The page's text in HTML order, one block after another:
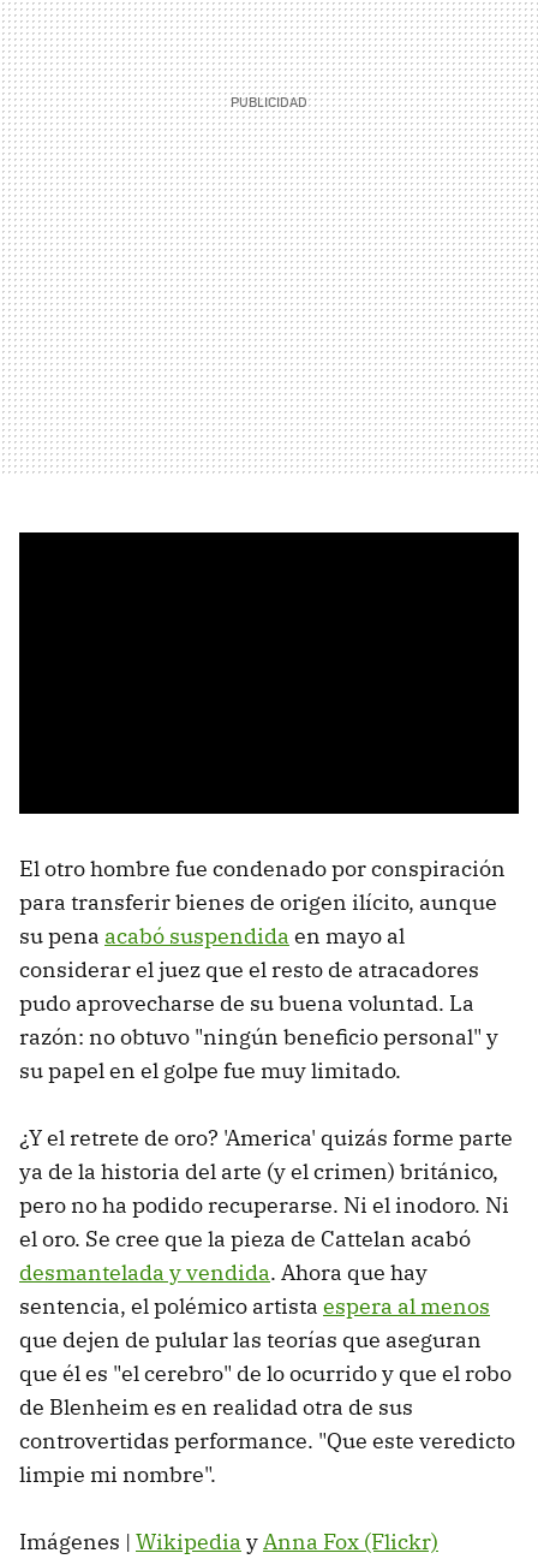
El otro hombre fue condenado por conspiración
para transferir bienes de origen ilícito, aunque
su pena acabó suspendida en mayo al
considerar el juez que el resto de atracadores
pudo aprovecharse de su buena voluntad. La
razón: no obtuvo "ningún beneficio personal" y
su papel en el golpe fue muy limitado.
¿Y el retrete de oro? 'America' quizás forme parte
ya de la historia del arte (y el crimen) británico,
pero no ha podido recuperarse. Ni el inodoro. Ni
el oro. Se cree que la pieza de Cattelan acabó
desmantelada y vendida. Ahora que hay
sentencia, el polémico artista espera al menos
que dejen de pulular las teorías que aseguran
que él es "el cerebro" de lo ocurrido y que el robo
de Blenheim es en realidad otra de sus
controvertidas performance. "Que este veredicto
limpie mi nombre".
Imágenes | Wikipedia yAnna Fox (Flickr)